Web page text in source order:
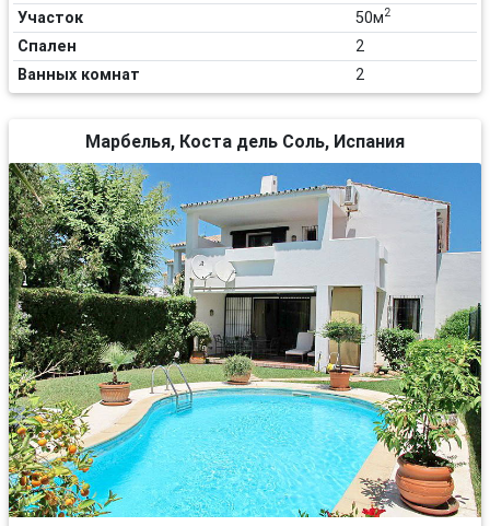
Участок 50м2
Спален
2
Ванных комнат
2
Марбелья, Коста дель Соль, Испания